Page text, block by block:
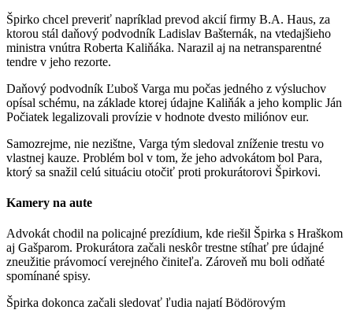
Špirko chcel preveriť napríklad prevod akcií firmy B.A. Haus, za
ktorou stál daňový podvodník Ladislav Bašternák, na vtedajšieho
ministra vnútra Roberta Kaliňáka. Narazil aj na netransparentné
tendre v jeho rezorte.
Daňový podvodník Ľuboš Varga mu počas jedného z výsluchov
opísal schému, na základe ktorej údajne Kaliňák a jeho komplic Ján
Počiatek legalizovali provízie v hodnote dvesto miliónov eur.
Samozrejme, nie nezištne, Varga tým sledoval zníženie trestu vo
vlastnej kauze. Problém bol v tom, že jeho advokátom bol Para,
ktorý sa snažil celú situáciu otočiť proti prokurátorovi Špirkovi.
Kamery na aute
Advokát chodil na policajné prezídium, kde riešil Špirka s Hraškom
aj Gašparom. Prokurátora začali neskôr trestne stíhať pre údajné
zneužitie právomocí verejného činiteľa. Zároveň mu boli odňaté
spomínané spisy.
Špirka dokonca začali sledovať ľudia najatí Bödörovým